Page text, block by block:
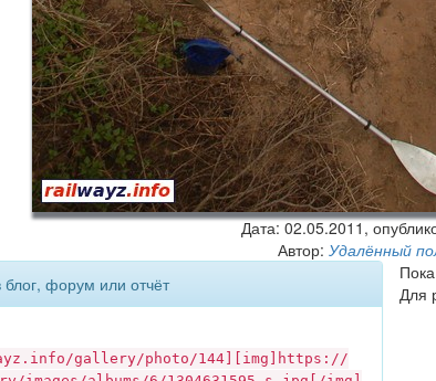
Дата:02.05.2011,
Автор: Удалённый
форум или отчёт
/gallery/photo/144][img]https://
Для